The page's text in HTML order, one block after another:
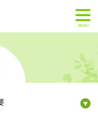
MENU